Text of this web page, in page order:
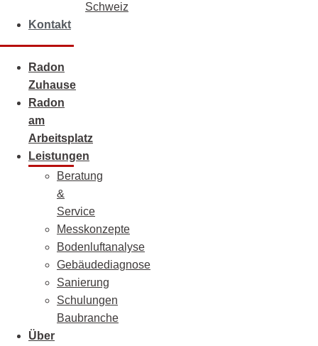
Schweiz
Kontakt
Radon
Zuhause
Radon
am
Arbeitsplatz
Leistungen
Beratung
&
Service
Messkonzepte
Bodenluftanalyse
Gebäudediagnose
Sanierung
Schulungen
Baubranche
Über